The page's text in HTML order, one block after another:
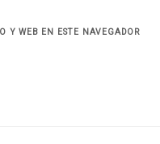
Y WEB EN ESTE NAVEGADOR